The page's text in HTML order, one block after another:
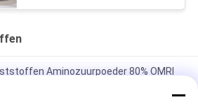
Aminozuurpoeder 80% OMRI
voor de landbouw